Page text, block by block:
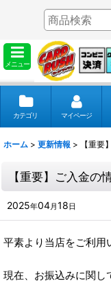
メニュー
カテゴリ マイページ
ホーム > 更新情報 > 【重要
【重要】ご入金の
2025年04月 18 日
平素より当店をご利用
現在、お振込みに関し